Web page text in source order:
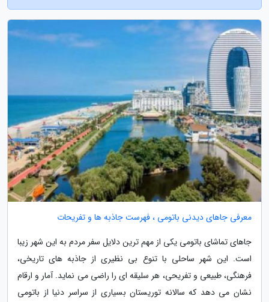
معرفی جاهای دیدنی باتومی ، فهرست جاذبه ها و تفریحات
جاهای تماشای باتومی یکی از مهم ترین دلایل سفر مردم به این شهر زیبا
است. این شهر ساحلی با تنوع بی نظیری از جاذبه های تاریخی،
فرهنگی، طبیعی و تفریحی، هر سلیقه ای را راضی می نماید. آمار و ارقام
نشان می دهد که سالانه توریستان بسیاری از سراسر دنیا از باتومی